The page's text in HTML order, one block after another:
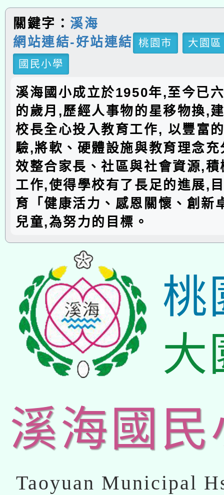
關鍵字： 溪海
網站連結-好站連結
桃園市
大園區
國民小學
溪海國小成立於1950年,至今已
的歲月,歷經人事物的星移物換,
校長全心投入教育工作, 以豐富
驗,將軟、硬體設施與教育理念
效整合家長、社區與社會資源,
工作,使得學校有了長足的進展,
育「健康活力、感恩關懷、創新
兒童,為努力的目標。
桃
大
溪海國民
Taoyuan Municipal